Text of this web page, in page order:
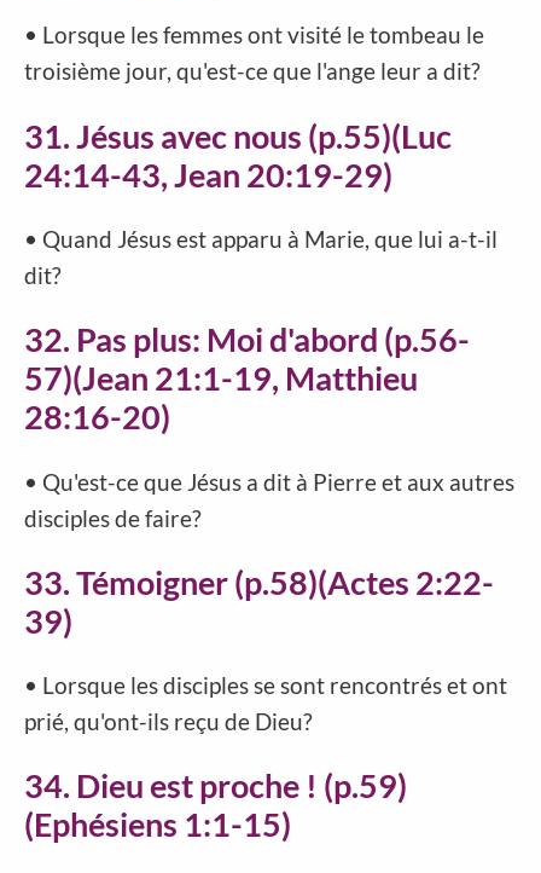
• Lorsque les femmes ont visité le tombeau le
troisième jour, qu'est-ce que l'ange leur a dit?
31. Jésus avec nous (p.55)(Luc
24:14-43, Jean 20:19-29)
• Quand Jésus est apparu à Marie, que lui a-t-il
dit?
32. Pas plus: Moi d'abord (p.56-
57)(Jean 21:1-19, Matthieu
28:16-20)
• Qu'est-ce que Jésus a dit à Pierre et aux autres
disciples de faire?
33. Témoigner (p.58)(Actes 2:22-
39)
• Lorsque les disciples se sont rencontrés et ont
prié, qu'ont-ils reçu de Dieu?
34. Dieu est proche ! (p.59)
(Ephésiens 1:1-15)